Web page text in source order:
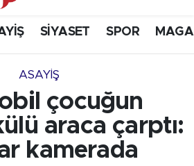
SİYASET SPOR
ASAYİŞ
çocuğun
araca çarptı:
kamerada
Durumu ve Fikstür